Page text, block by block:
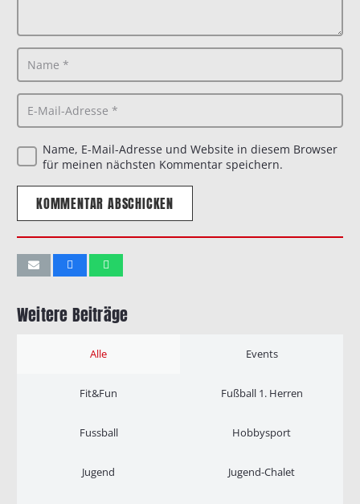
Name, E-Mail-Adresse und Website in diesem Browser
für meinen nächsten Kommentar speichern.
KOMMENTAR ABSCHICKEN
Weitere Beiträge
Alle Events
Fit&Fun Fußball 1. Herren
Fussball Hobbysport
Jugend Jugend-Chalet